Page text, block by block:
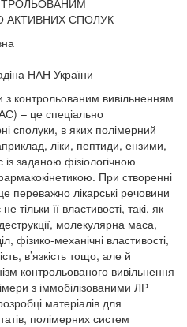
АКТИВНИХ СПОЛУК
НАН України
контрольованим вивільненням
– це спеціально
сполуки, в яких полімерний
ліки, пептиди, ензими,
заданою фізіологічною
При створенні
переважно лікарські речовини
тільки її властивості, такі, як
молекулярна маса,
фізико-механічні властивості,
в’язкість тощо, але й
контрольованого вивільнення
з іммобілізованими ЛР
матеріалів для
полімерних систем